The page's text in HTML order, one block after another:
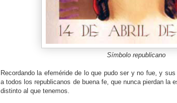
Símbolo republicano
Recordando la efeméride de lo que pudo ser y no fue, y
a todos los republicanos de buena fe, que nunca pierdan la
distinto al que tenemos.